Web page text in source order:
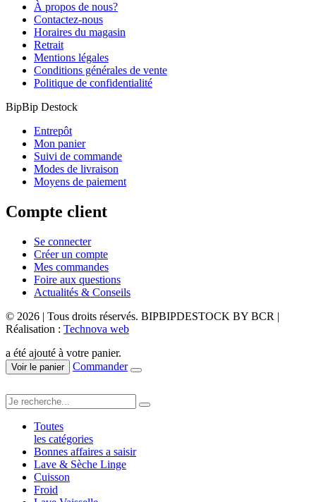
À propos de nous?
Contactez-nous
Horaires du magasin
Retrait
Mentions légales
Conditions générales de vente
Politique de confidentialité
BipBip Destock
Entrepôt
Mon panier
Suivi de commande
Modes de livraison
Moyens de paiement
Compte client
Se connecter
Créer un compte
Mes commandes
Foire aux questions
Actualités & Conseils
© 2026 | Tous droits réservés. BIPBIPDESTOCK BY BCR |
Réalisation : Technova web
a été ajouté à votre panier.
Voir le panier Commander
Toutes
les catégories
Bonnes affaires a saisir
Lave & Sèche Linge
Cuisson
Froid